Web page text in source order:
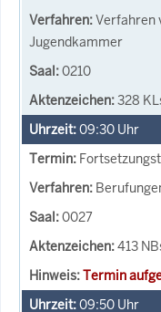
Verfahren
Jugendkammer
0210
328
09:30 Uhr
0027
413
Termin
09:50 Uhr